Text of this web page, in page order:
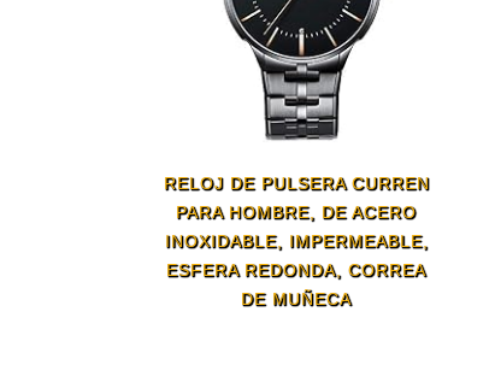
RELOJ DE PULSERA CURREN
PARA HOMBRE, DE ACERO
INOXIDABLE, IMPERMEABLE,
ESFERA REDONDA, CORREA
DE MUÑECA